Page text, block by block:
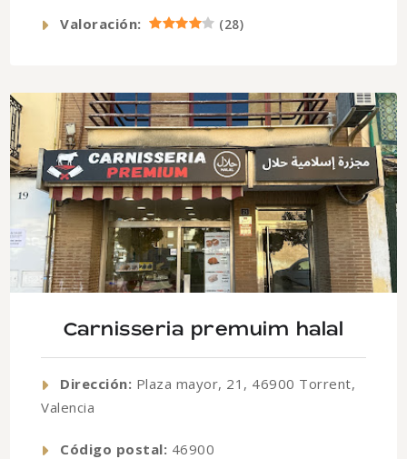
Valoración: (28)
Carnisseria premuim halal
Dirección: Plaza mayor, 21, 46900 Torrent,
Valencia
Código postal: 46900